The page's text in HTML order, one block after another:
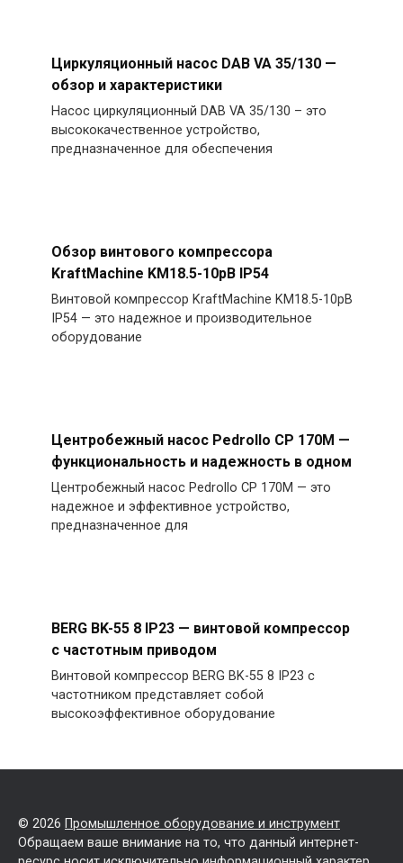
Циркуляционный насос DAB VA 35/130 —
обзор и характеристики
Насос циркуляционный DAB VA 35/130 – это
высококачественное устройство,
предназначенное для обеспечения
Обзор винтового компрессора
KraftMachine KM18.5-10рВ IP54
Винтовой компрессор KraftMachine KM18.5-10рВ
IP54 — это надежное и производительное
оборудование
Центробежный насос Pedrollo CP 170M —
функциональность и надежность в одном
Центробежный насос Pedrollo CP 170M — это
надежное и эффективное устройство,
предназначенное для
BERG BK-55 8 IP23 — винтовой компрессор
с частотным приводом
Винтовой компрессор BERG BK-55 8 IP23 с
частотником представляет собой
высокоэффективное оборудование
© 2026 Промышленное оборудование и инструмент
Обращаем ваше внимание на то, что данный интернет-